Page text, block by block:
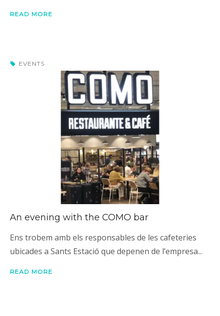
READ MORE
EVENTS
An evening with the COMO bar
Ens trobem amb els responsables de les cafeteries
ubicades a Sants Estació que depenen de l’empresa...
READ MORE